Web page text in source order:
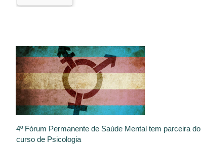
4º Fórum Permanente de Saúde Mental tem parceira do
curso de Psicologia